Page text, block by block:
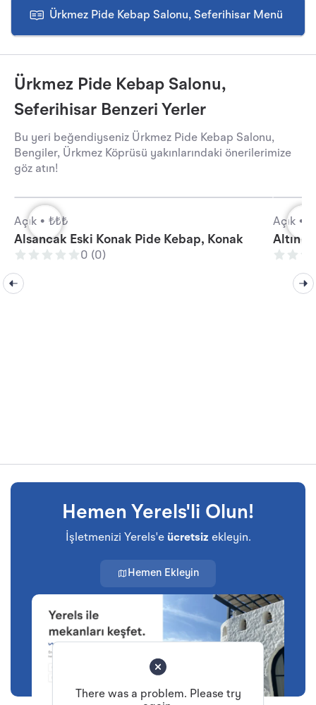
Ürkmez Pide Kebap Salonu, Seferihisar Menü
Ürkmez Pide Kebap Salonu,
Seferihisar Benzeri Yerler
Bu yeri beğendiyseniz Ürkmez Pide Kebap Salonu,
Bengiler, Ürkmez Köprüsü yakınlarındaki önerilerimize
göz atın!
Açık • ₺₺₺
Alsancak Eski Konak Pide Kebap, Konak
0 (0)
Açık •
Altın
Hemen Yerels'li Olun!
İşletmenizi Yerels'e ücretsiz ekleyin.
Hemen Ekleyin
There was a problem. Please try